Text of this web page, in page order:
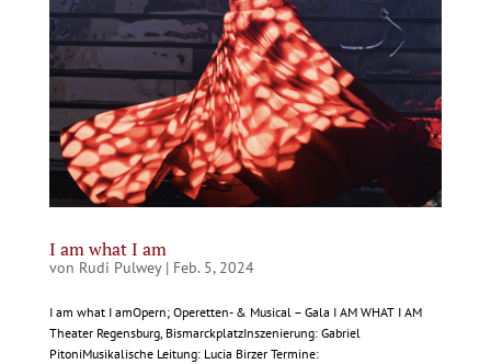
I am what I am
von Rudi Pulwey| Feb. 5, 2024
I am what I amOpern; Operetten- & Musical – Gala I AM WHAT I AM
Theater Regensburg, BismarckplatzInszenierung: Gabriel
PitoniMusikalische Leitung: Lucia Birzer Termine: